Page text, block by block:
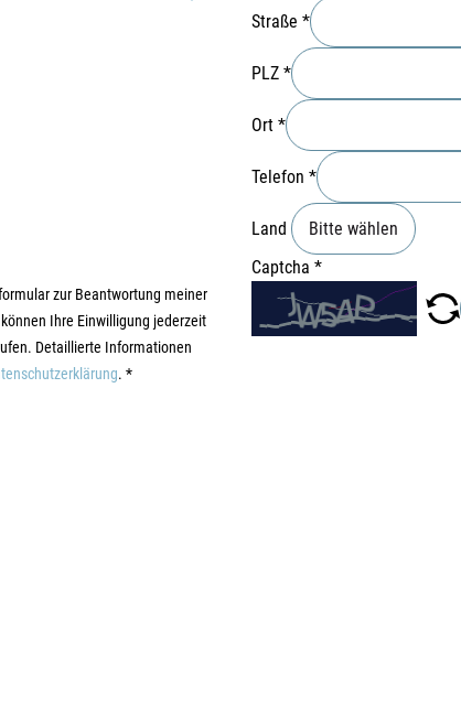
zur Beantwortung meiner
Ihre Einwilligung jederzeit
Detaillierte Informationen
. *
Straße *
PLZ *
Ort *
Telefon *
Land
Captcha *